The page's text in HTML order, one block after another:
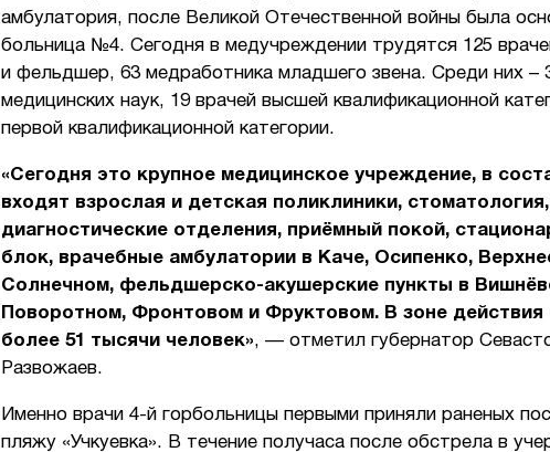
амбулатория, после Великой Отечественной войны была
больница №4. Сегодня в медучреждении трудятся 125
и фельдшер, 63 медработника младшего звена. Среди них –
медицинских наук, 19 врачей высшей квалификационной
первой квалификационной категории.
«Сегодня это крупное медицинское учреждение, в
входят взрослая и детская поликлиники, стоматология,
диагностические отделения, приёмный покой,
блок, врачебные амбулатории в Каче, Осипенко,
Солнечном, фельдшерско-акушерские пункты в
Поворотном, Фронтовом и Фруктовом. В зоне
более 51 тысячи человек», — отметил губернатор
Развожаев.
Именно врачи 4-й горбольницы первыми приняли раненых
пляжу «Учкуевка». В течение получаса после обстрела в